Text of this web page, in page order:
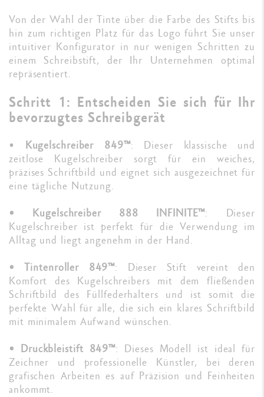
Von der Wahl der Tinte über die Farbe des Stifts bis
hin zum richtigen Platz für das Logo führt Sie unser
intuitiver Konfigurator in nur wenigen Schritten zu
einem Schreibstift, der Ihr Unternehmen optimal
repräsentiert.
Schritt 1: Entscheiden Sie sich für Ihr
bevorzugtes Schreibgerät
• Kugelschreiber 849™: Dieser klassische und
zeitlose Kugelschreiber sorgt für ein weiches,
präzises Schriftbild und eignet sich ausgezeichnet für
eine tägliche Nutzung.
• Kugelschreiber 888 INFINITE™: Dieser
Kugelschreiber ist perfekt für die Verwendung im
Alltag und liegt angenehm in der Hand.
•Tintenroller 849™: Dieser Stift vereint den
Komfort des Kugelschreibers mit dem fließenden
Schriftbild des Füllfederhalters und ist somit die
perfekte Wahl für alle, die sich ein klares Schriftbild
mit minimalem Aufwand wünschen.
• Druckbleistift 849™: Dieses Modell ist ideal für
Zeichner und professionelle Künstler, bei deren
grafischen Arbeiten es auf Präzision und Feinheiten
ankommt.